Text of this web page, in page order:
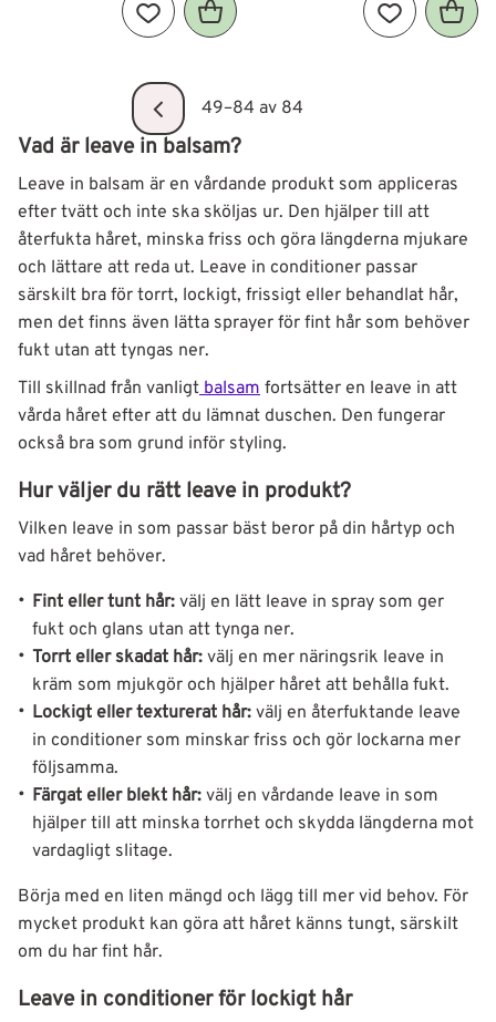
Lägg till i favoriter Lägg till i
49–84 av 84
Vad är leave in balsam?
Leave in balsam är en vårdande produkt som appliceras
efter tvätt och inte ska sköljas ur. Den hjälper till att
återfukta håret, minska friss och göra längderna mjukare
och lättare att reda ut. Leave in conditioner passar
särskilt bra för torrt, lockigt, frissigt eller behandlat hår,
men det finns även lätta sprayer för fint hår som behöver
fukt utan att tyngas ner.
Till skillnad från vanligtbalsam fortsätter en leave in att
vårda håret efter att du lämnat duschen. Den fungerar
också bra som grund inför styling.
Hur väljer du rätt leave in produkt?
Vilken leave in som passar bäst beror på din hårtyp och
vad håret behöver.
Fint eller tunt hår: välj en lätt leave in spray som ger
fukt och glans utan att tynga ner.
Torrt eller skadat hår: välj en mer näringsrik leave in
kräm som mjukgör och hjälper håret att behålla fukt.
Lockigt eller texturerat hår: välj en återfuktande leave
in conditioner som minskar friss och gör lockarna mer
följsamma.
Färgat eller blekt hår: välj en vårdande leave in som
hjälper till att minska torrhet och skydda längderna mot
vardagligt slitage.
Börja med en liten mängd och lägg till mer vid behov. För
mycket produkt kan göra att håret känns tungt, särskilt
om du har fint hår.
Leave in conditioner för lockigt hår